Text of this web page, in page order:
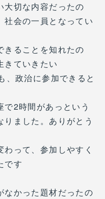
大切な内容だったの
社会の一員となってい
きることを知れたの
きていきたい
、政治に参加できると
2時間があっという
ました。ありがとう
って、参加しやすく
です
なかった題材だったの